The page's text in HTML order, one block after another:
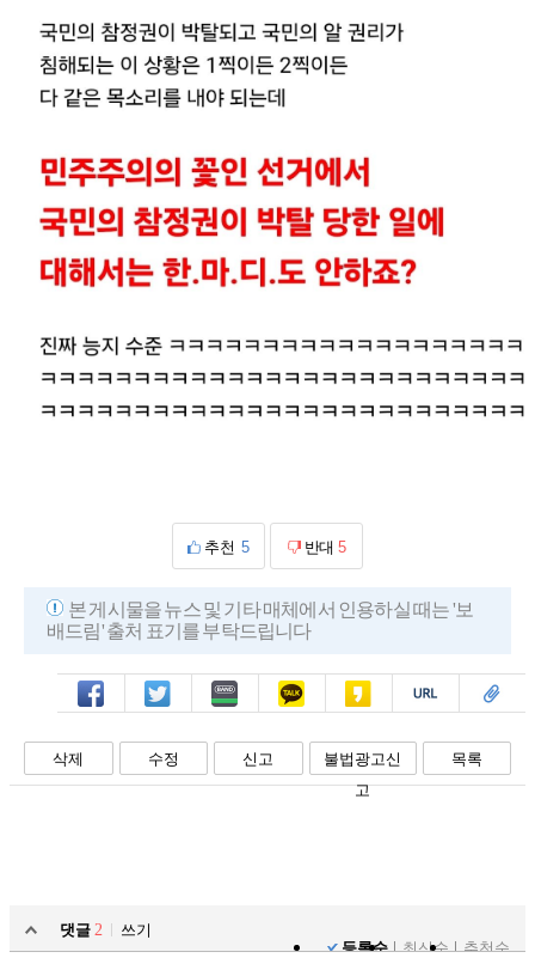
추천 5 반대 5
본 게시물을 뉴스 및 기타 매체에서 인용하실 때는 '보
배드림' 출처 표기를 부탁드립니다
페북 트윗 밴드 카톡 카스 복사 스크랩
삭제 수정 신고
불법광고신
고
목록
댓글 2
쓰기
등록순
최신순 추천순